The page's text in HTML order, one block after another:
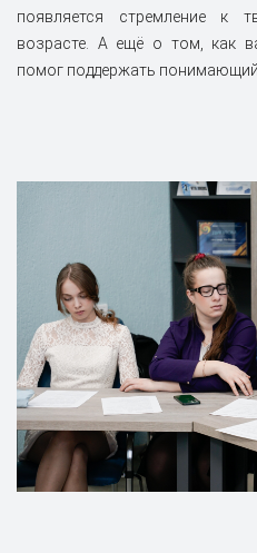
появляется стремление к
возрасте. А ещё о том, как
помог поддержать